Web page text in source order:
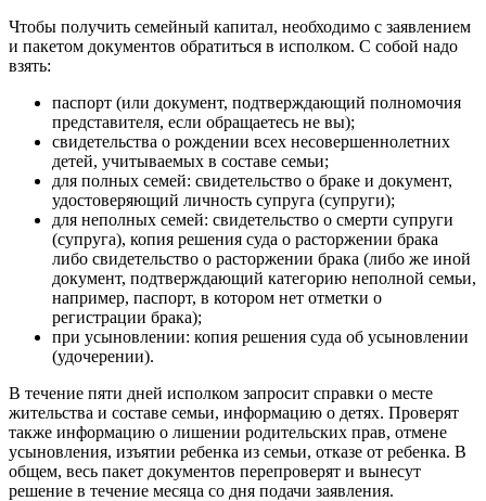
Чтобы получить семейный капитал, необходимо с заявлением
и пакетом документов обратиться в исполком. С собой надо
взять:
паспорт (или документ, подтверждающий полномочия
представителя, если обращаетесь не вы);
свидетельства о рождении всех несовершеннолетних
детей, учитываемых в составе семьи;
для полных семей: свидетельство о браке и документ,
удостоверяющий личность супруга (супруги);
для неполных семей: свидетельство о смерти супруги
(супруга), копия решения суда о расторжении брака
либо свидетельство о расторжении брака (либо же иной
документ, подтверждающий категорию неполной семьи,
например, паспорт, в котором нет отметки о
регистрации брака);
при усыновлении: копия решения суда об усыновлении
(удочерении).
В течение пяти дней исполком запросит справки о месте
жительства и составе семьи, информацию о детях. Проверят
также информацию о лишении родительских прав, отмене
усыновления, изъятии ребенка из семьи, отказе от ребенка. В
общем, весь пакет документов перепроверят и вынесут
решение в течение месяца со дня подачи заявления.